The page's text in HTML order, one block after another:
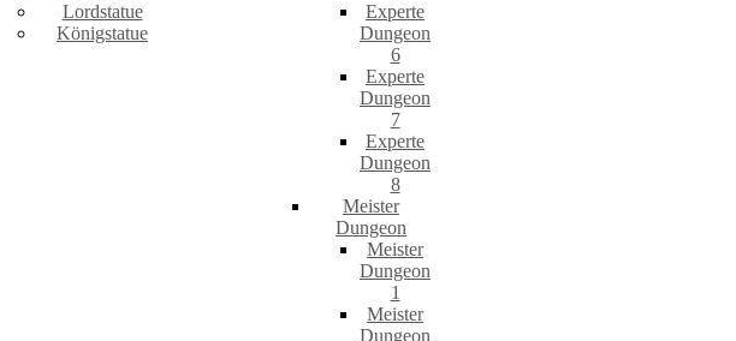
Lordstatue
Königstatue
Experte
Dungeon
6
Experte
Dungeon
7
Experte
Dungeon
8
Meister
Dungeon
Meister
Dungeon
1
Meister
Dungeon